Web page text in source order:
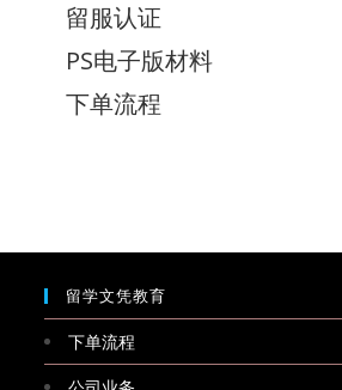
留服认证
PS电子版材料
下单流程
留学文凭教育
下单流程